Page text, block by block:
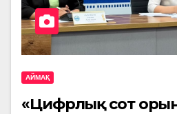
АЙМАҚ
«Цифрлық сот